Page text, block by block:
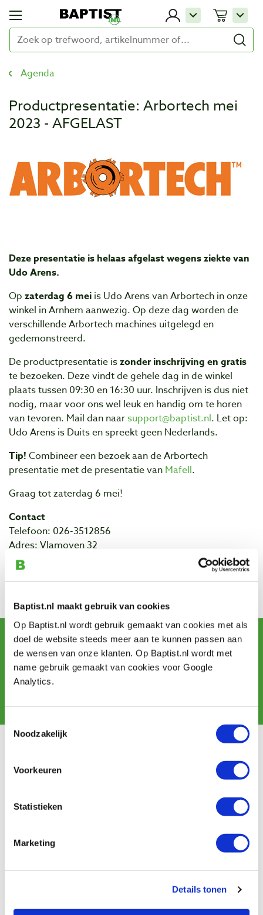
Baptist.nl maakt gebruik van cookies
Op Baptist.nl wordt gebruik gemaakt van cookies met als
doel de website steeds meer aan te kunnen passen aan
de wensen van onze klanten. Op Baptist.nl wordt met
name gebruik gemaakt van cookies voor Google
Analytics.
Noodzakelijk
Voorkeuren
Statistieken
Marketing
Details tonen
Agenda
Productpresentatie: Arbortech mei
2023 - AFGELAST
Deze presentatie is helaas afgelast wegens ziekte van
Udo Arens.
Op zaterdag 6 mei is Udo Arens van Arbortech in onze
winkel in Arnhem aanwezig. Op deze dag worden de
verschillende Arbortech machines uitgelegd en
gedemonstreerd.
De productpresentatie iszonder inschrijving en gratis
te bezoeken. Deze vindt de gehele dag in de winkel
plaats tussen 09:30 en 16:30 uur. Inschrijven is dus niet
nodig, maar voor ons wel leuk en handig om te horen
van tevoren. Mail dan naarsupport@baptist.nl. Let op:
Udo Arens is Duits en spreekt geen Nederlands.
Tip! Combineer een bezoek aan de Arbortech
presentatie met de presentatie van Mafell.
Graag tot zaterdag 6 mei!
Contact
Telefoon: 026-3512856
Adres: Vlamoven 32
Postcode: 6826 TN
Plaats: Arnhem
Bekijk alles van Arbortech
Schrijf u in voor de maandelijkse nieuwsbrief
en ontvang aanbiedingen, nieuwe producten en tips.
Bestellen & levering
Retourneren
Garantie
Ontdek IJsseloord 1